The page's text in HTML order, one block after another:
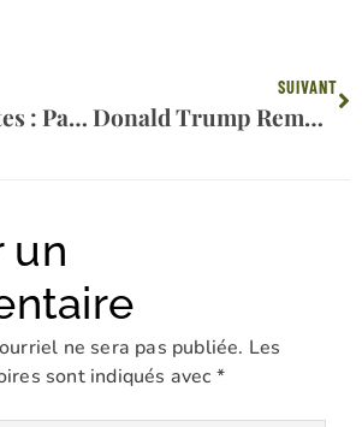
Mot Des Jésuites : Passez Un Joyeux Dimanche Rose LGBT+
SUIVANT
Donald Trump Remporte Le Vote Catholique, Qui A Historiquement Déterminé Le Vainqueur De L’élection Présidentielle
un
ne sera pas publiée. Les
sont indiqués avec *